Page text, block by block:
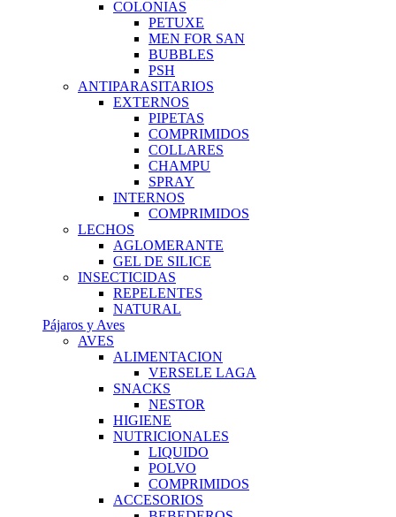
COLONIAS
PETUXE
MEN FOR SAN
BUBBLES
PSH
ANTIPARASITARIOS
EXTERNOS
PIPETAS
COMPRIMIDOS
COLLARES
CHAMPU
SPRAY
INTERNOS
COMPRIMIDOS
LECHOS
AGLOMERANTE
GEL DE SILICE
INSECTICIDAS
REPELENTES
NATURAL
Pájaros y Aves
AVES
ALIMENTACION
VERSELE LAGA
SNACKS
NESTOR
HIGIENE
NUTRICIONALES
LIQUIDO
POLVO
COMPRIMIDOS
ACCESORIOS